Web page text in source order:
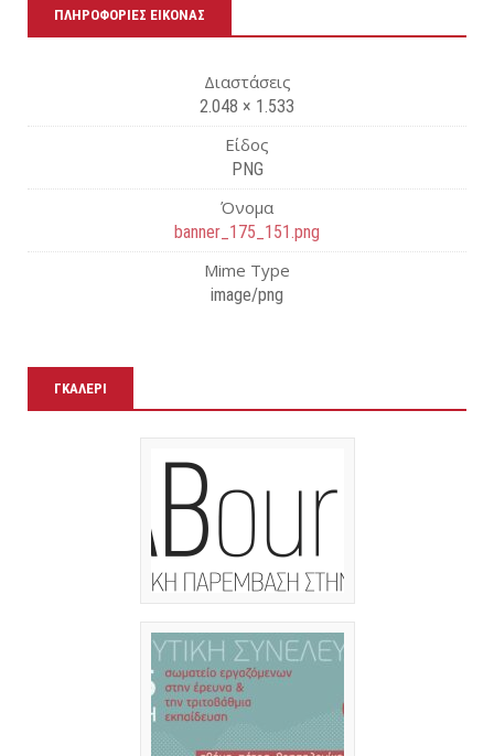
εί
τε
ΠΛΗΡΟΦΟΡΊΕΣ ΕΙΚΌΝΑΣ
Διαστάσεις
2.048 × 1.533
Είδος
PNG
Όνομα
banner_175_151.png
Mime Type
image/png
ΓΚΑΛΕΡΊ